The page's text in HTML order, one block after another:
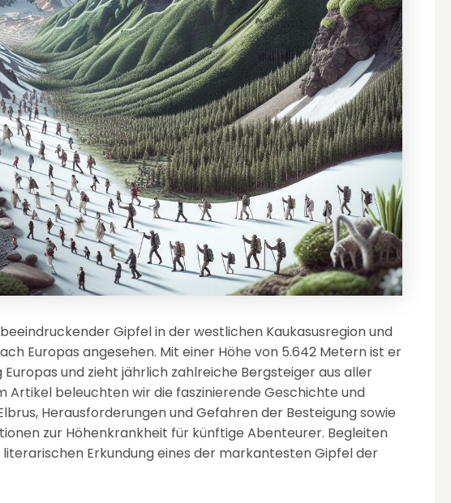
Gipfel in der westlichen Kaukasusregion und
Europas angesehen. Mit einer Höhe von 5.642 Metern ist er
und zieht jährlich zahlreiche Bergsteiger aus aller
Artikel beleuchten wir die faszinierende Geschichte und
Herausforderungen und Gefahren der Besteigung sowie
zur Höhenkrankheit für künftige Abenteurer. Begleiten
literarischen Erkundung eines der markantesten Gipfel der